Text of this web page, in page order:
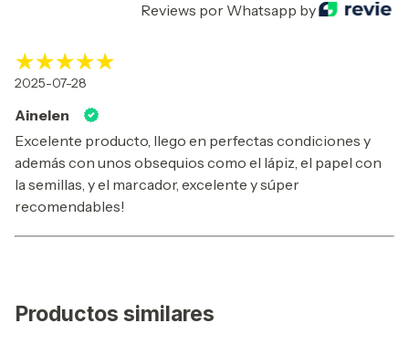
Reviews por Whatsapp by
2025-07-28
Ainelen
Excelente producto, llego en perfectas condiciones y
además con unos obsequios como el lápiz, el papel con
la semillas, y el marcador, excelente y súper
recomendables!
Productos similares